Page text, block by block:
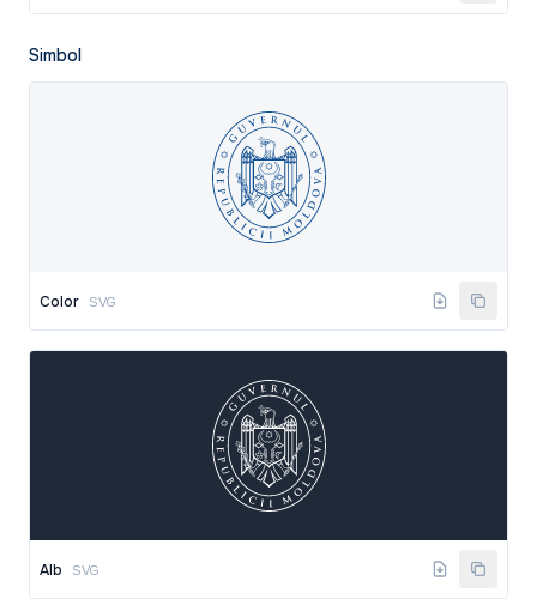
Simbol
Color SVG
Alb SVG